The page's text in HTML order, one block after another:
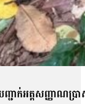
បញ្ជាក់អត្តសញ្ញាណ